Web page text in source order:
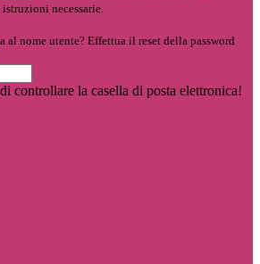
necessarie.
al nome utente? Effettua il reset della password
controllare la casella di posta elettronica!